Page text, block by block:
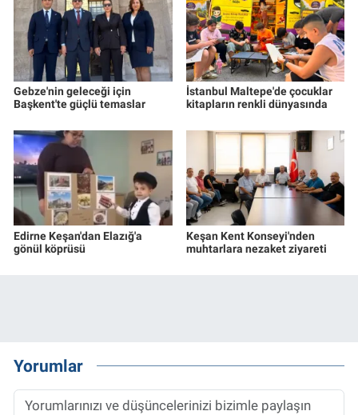
Gebze'nin geleceği için
Başkent'te güçlü temaslar
İstanbul Maltepe'de çocuklar
kitapların renkli dünyasında
Edirne Keşan'dan Elazığ'a
gönül köprüsü
Keşan Kent Konseyi'nden
muhtarlara nezaket ziyareti
Yorumlar